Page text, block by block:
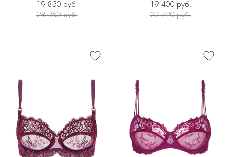
19 850 руб.
28 360 руб.
19 400 руб.
27 720 руб.